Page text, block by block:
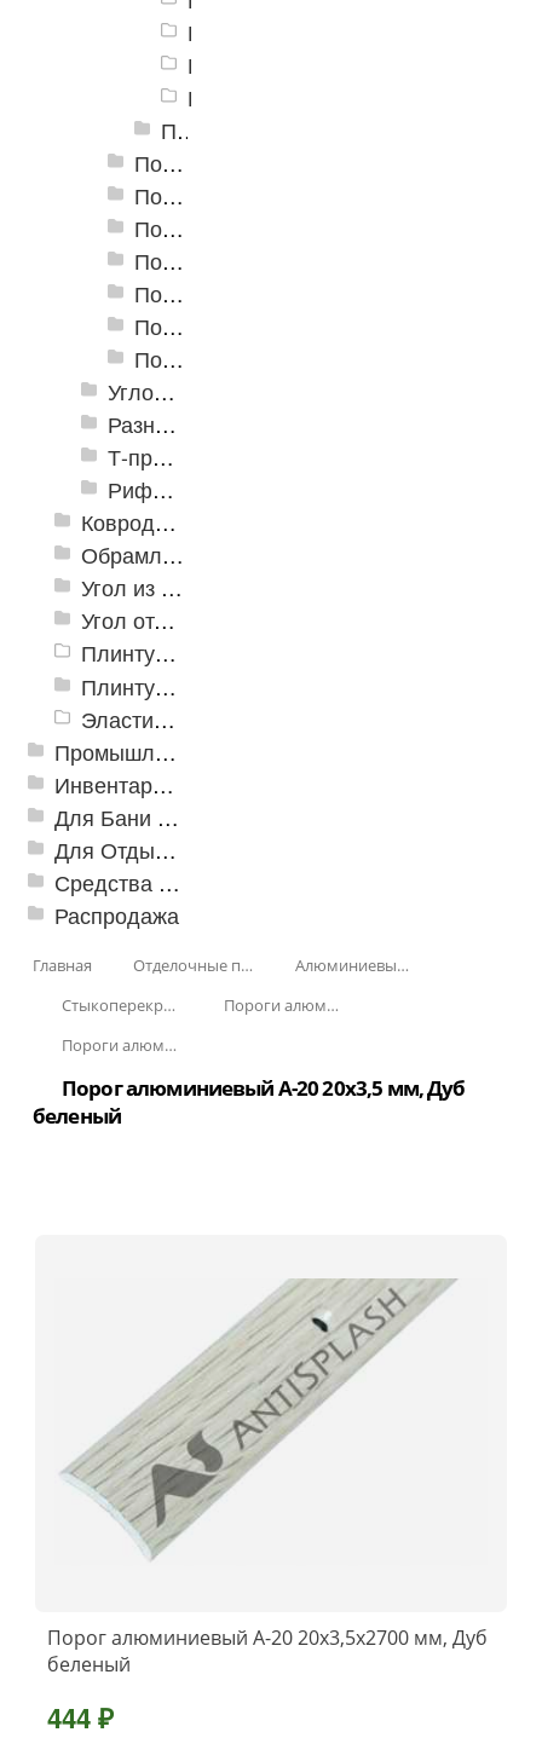
Пороги алюминиевые А-20
Пороги алюминиевые А-20
Пороги алюминиевые А-20
Пороги алюминиевые А-20 20х3,5 мм, Крашенные
Пороги алюминиевые А-30 30х5 мм (открытый крепеж)
Пороги алюминиевые А-39 39х5,4 мм (открытый крепеж)
Пороги алюминиевые А-45 45х4,4 мм (открытый крепеж)
Пороги алюминиевые B-1 30х4,2 мм (скрытый крепеж)
Пороги алюминиевые B-2 37х4,4 мм (скрытый крепеж)
Пороги алюминиевые B-4 41х6-13 мм (скрытый крепеж)
Пороги алюминиевые B-5 80х4,6 мм (скрытый крепеж)
Угловые алюминиевые пороги
Разноуровневые алюминиевые профили
Т-профиль
Рифленые алюминиевые листы и углы квинтет
Ковродержатели
Обрамление
Угол из ПВХ
Угол отделочный арочный
Плинтус для столешниц
Плинтусы «KronPlast»
Эластичный напольно-стыковочный профиль Cezar
Промышленный текстиль
Инвентарь для клининга
Для Бани и Сауны
Для Отдыха и Пикника
Средства от насекомых и садовых вредителей
Распродажа
Главная Отделочные профили
Алюминиевые пороги
Стыкоперекрывающие алюминиевые пороги
Пороги алюминиевые А-20 20х3,5 мм (открытый крепеж)
Пороги алюминиевые А-20 20х3,5 мм, Декорированные
Порог алюминиевый А-20 20х3,5 мм, Дуб
беленый
Порог алюминиевый А-20 20х3,5x2700 мм, Дуб
беленый
444 ₽